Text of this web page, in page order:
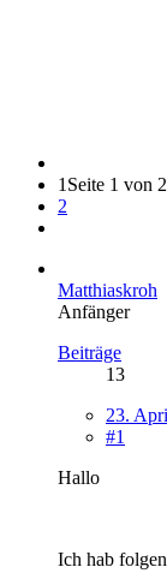
1 Seite 1 von 2
2
Matthiaskroh
Anfänger
Beiträge
13
23.
#1
Hallo
Ich hab